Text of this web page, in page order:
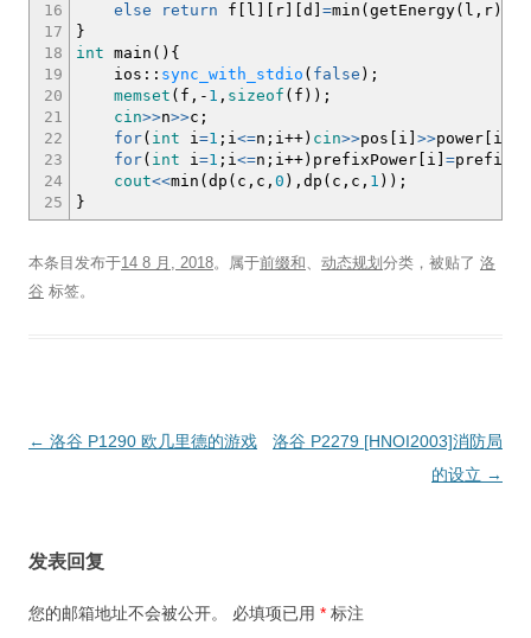
16
17
18
19
20
21
22
23
24
25
else
return f l r d =min ( getEnergy( l,r)
}
int main ( ) {
ios :: sync_with_stdio ( false ) ;
memset ( f, - 1 , sizeof ( f ) ) ;
cin>>n>>c ;
for( int i=1 ; i<=n ; i++) cin>>pos i >>power i
for( int i=1 ; i<=n ; i++) prefixPower i =
cout<<min ( dp ( c,c, 0 ) ,dp ( c,c, 1 ) ) ;
}
本条目发布于14 8 月, 2018。属于前缀和、 动态规划 分类，被贴了 洛
谷 标签。
文
← 洛谷 P1290 欧几里德的游戏
洛谷 P2279 [HNOI2003]消防局
的设立 →
发表回复
您的邮箱地址不会被公开。 必填项已用 * 标注